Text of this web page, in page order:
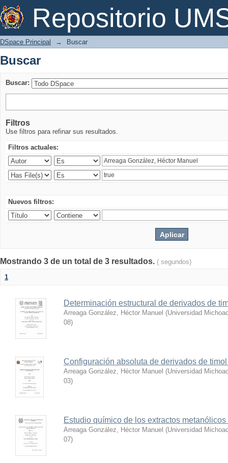
Repositorio
Buscar
DSpace Principal → Buscar
Buscar
Buscar:
Filtros
Use filtros para refinar sus resultados.
Filtros actuales:
Nuevos filtros:
Mostrando 3 de un total de 3 resultados. ( segundos)
1
Determinación estructural de derivados de
Arreaga González, Héctor Manuel (Universidad
08)
Configuración absoluta de derivados de
Arreaga González, Héctor Manuel (Universidad
03)
Estudio químico de los extractos
Arreaga González, Héctor Manuel (Universidad
07)